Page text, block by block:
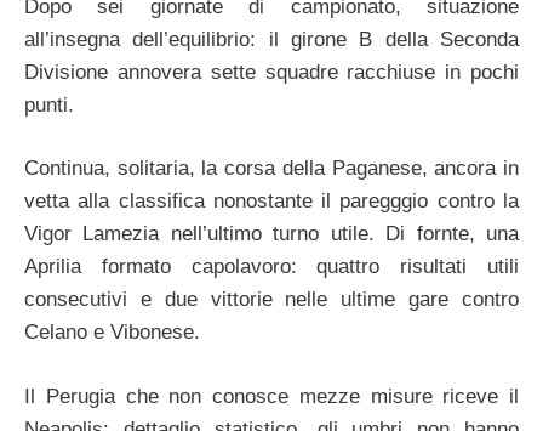
Dopo sei giornate di campionato, situazione
all’insegna dell’equilibrio: il girone B della Seconda
Divisione annovera sette squadre racchiuse in pochi
punti.
Continua, solitaria, la corsa della Paganese, ancora in
vetta alla classifica nonostante il paregggio contro la
Vigor Lamezia nell’ultimo turno utile. Di fornte, una
Aprilia formato capolavoro: quattro risultati utili
consecutivi e due vittorie nelle ultime gare contro
Celano e Vibonese.
Il Perugia che non conosce mezze misure riceve il